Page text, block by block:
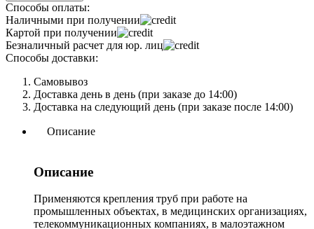
Способы оплаты:
Наличными при получении
Картой при получении
Безналичный расчет для юр. лиц
Способы доставки:
Самовывоз
Доставка день в день (при заказе до 14:00)
Доставка на следующий день (при заказе после 14:00)
Описание
Описание
Применяются крепления труб при работе на
промышленных объектах, в медицинских организациях,
телекоммуникационных компаниях, в малоэтажном